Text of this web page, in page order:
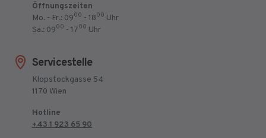
Öffnungszeiten
Mo. - Fr.: 0900 - 1800 Uhr
Sa.: 0900 - 1700 Uhr
Servicestelle
Klopstockgasse 54
1170 Wien
Hotline
+43 1 923 65 90